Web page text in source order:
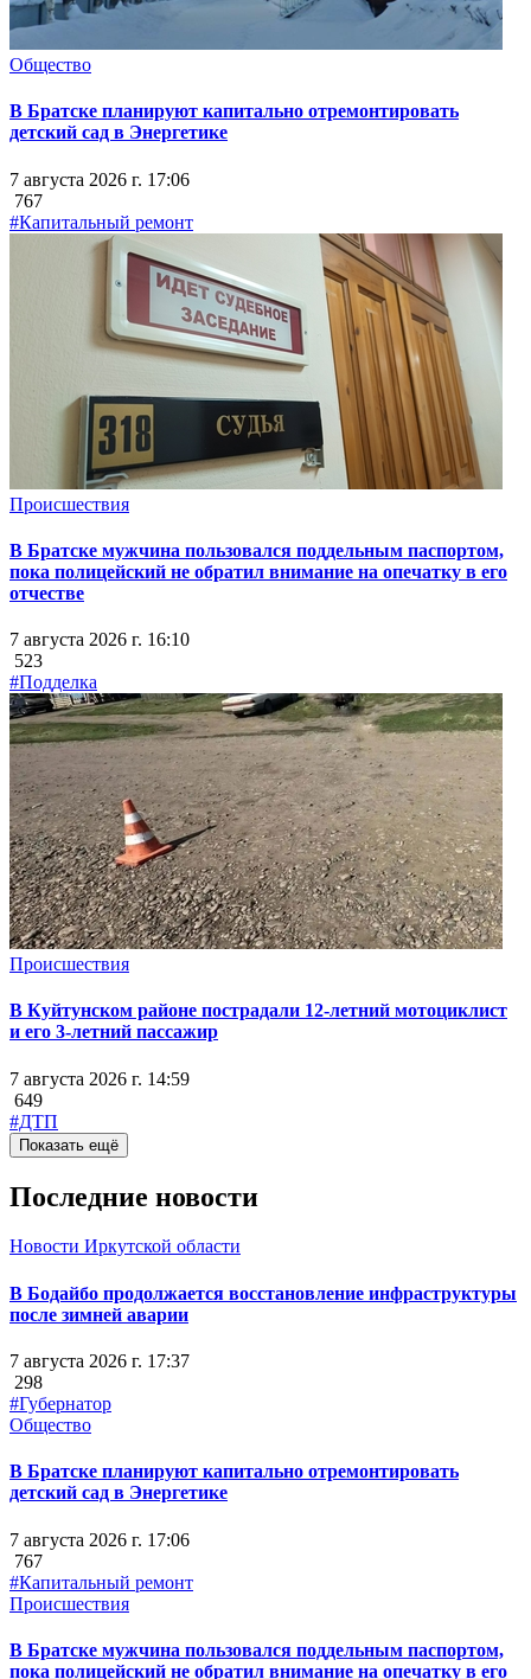
Общество
В Братске планируют капитально отремонтировать
детский сад в Энергетике
7 августа 2026 г. 17:06
767
#Капитальный ремонт
Происшествия
В Братске мужчина пользовался поддельным паспортом,
пока полицейский не обратил внимание на опечатку в его
отчестве
7 августа 2026 г. 16:10
523
#Подделка
Происшествия
В Куйтунском районе пострадали 12-летний мотоциклист
и его 3-летний пассажир
7 августа 2026 г. 14:59
649
#ДТП
Показать ещё
Последние новости
Новости Иркутской области
В Бодайбо продолжается восстановление инфраструктуры
после зимней аварии
7 августа 2026 г. 17:37
298
#Губернатор
Общество
В Братске планируют капитально отремонтировать
детский сад в Энергетике
7 августа 2026 г. 17:06
767
#Капитальный ремонт
Происшествия
В Братске мужчина пользовался поддельным паспортом,
пока полицейский не обратил внимание на опечатку в его